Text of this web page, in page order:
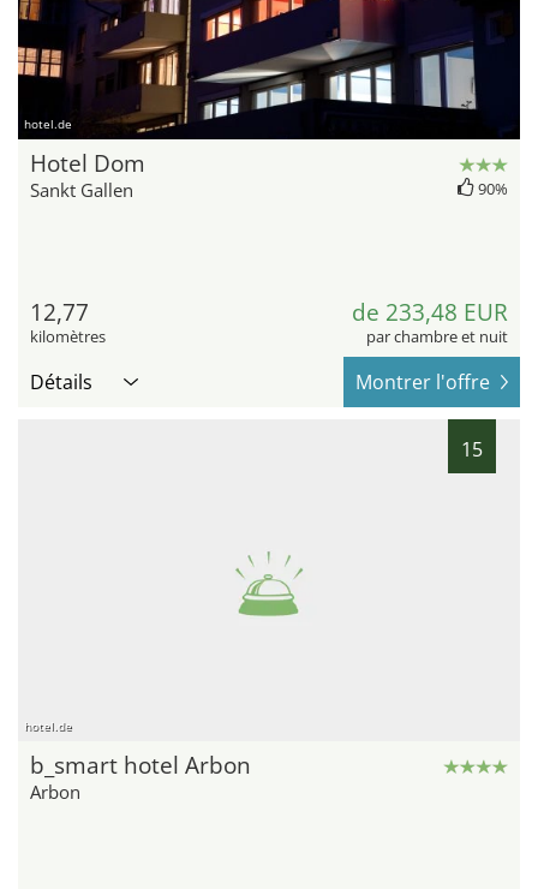
hotel.de
Hotel Dom
Sankt Gallen 90%
12,77
kilomètres
de 233,48 EUR
par chambre et nuit
Détails Montrer l'offre
15
hotel.de
b_smart hotel Arbon
Arbon